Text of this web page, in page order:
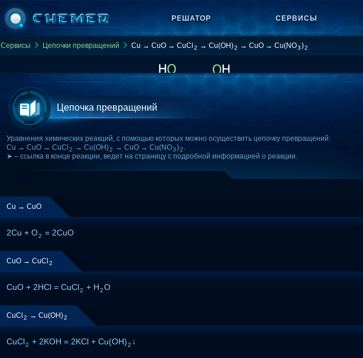
РЕШАТОР СЕРВИСЫ
Сервисы Цепочки превращений Cu → CuO → CuCl 2 → Cu(OH)2 → CuO → Cu(NO3)2
Цепочка превращений
Уравнения химических реакций, с помощью которых можно осуществить цепочку превращений:
Cu → CuO → CuCl 2 → Cu(OH)2 → CuO → Cu(NO3)2 .
➤ – ссылка в конце реакции, ведет на страницу с подробной информацией о реакции.
Cu → CuO
2Cu + O2 = 2CuO
CuO → CuCl 2
CuO + 2HCl = CuCl2 + H2O
CuCl 2 → Cu(OH)2
CuCl2 + 2KOH = 2KCl + Cu(OH)2 ↓